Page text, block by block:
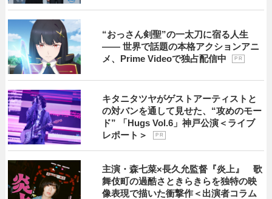
“おっさん剣聖”の一太刀に宿る人生
―― 世界で話題の本格アクションアニ
メ、Prime Videoで独占配信中
P R
キタニタツヤがゲストアーティストと
の対バンを通して見せた、“攻めのモー
ド” 「Hugs Vol.6」神戸公演＜ライブ
レポート＞
P R
主演・森七菜×長久允監督『炎上』 歌
舞伎町の過酷さときらきらを独特の映
像表現で描いた衝撃作＜出演者コラム